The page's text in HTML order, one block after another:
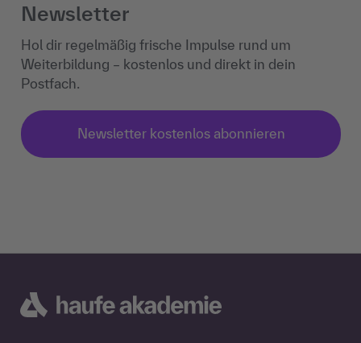
Newsletter
Hol dir regelmäßig frische Impulse rund um
Weiterbildung – kostenlos und direkt in dein
Postfach.
Newsletter kostenlos abonnieren